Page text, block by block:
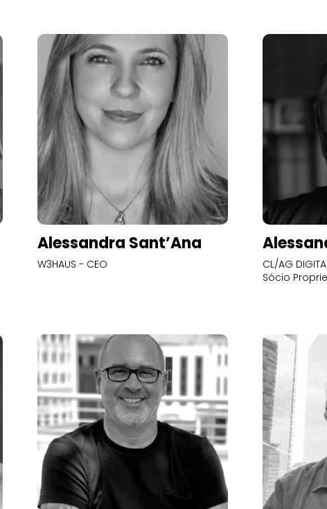
Alessandra Sant’Ana
W3HAUS - CEO
CL/AG
Sócio